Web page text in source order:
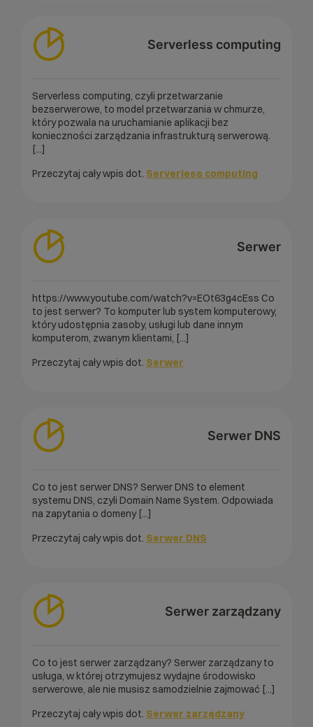
Serverless computing
Serverless computing, czyli przetwarzanie
bezserwerowe, to model przetwarzania w chmurze,
który pozwala na uruchamianie aplikacji bez
konieczności zarządzania infrastrukturą serwerową.
[...]
Przeczytaj cały wpis dot. Serverless computing
Serwer
https://www.youtube.com/watch?v=EOt63g4cEss Co
to jest serwer? To komputer lub system komputerowy,
który udostępnia zasoby, usługi lub dane innym
komputerom, zwanym klientami, [...]
Przeczytaj cały wpis dot. Serwer
Serwer DNS
Co to jest serwer DNS? Serwer DNS to element
systemu DNS, czyli Domain Name System. Odpowiada
na zapytania o domeny [...]
Przeczytaj cały wpis dot. Serwer DNS
Serwer zarządzany
Co to jest serwer zarządzany? Serwer zarządzany to
usługa, w której otrzymujesz wydajne środowisko
serwerowe, ale nie musisz samodzielnie zajmować [...]
Przeczytaj cały wpis dot. Serwer zarządzany